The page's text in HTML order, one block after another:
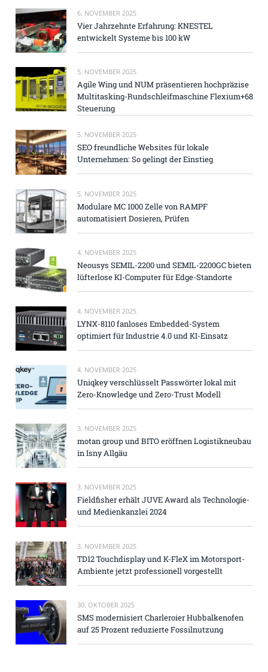
6. NOVEMBER 2025
Vier Jahrzehnte Erfahrung: KNESTEL
entwickelt Systeme bis 100 kW
5. NOVEMBER 2025
Agile Wing und NUM präsentieren hochpräzise
Multitasking-Rundschleifmaschine Flexium+68
Steuerung
5. NOVEMBER 2025
SEO freundliche Websites für lokale
Unternehmen: So gelingt der Einstieg
5. NOVEMBER 2025
Modulare MC 1000 Zelle von RAMPF
automatisiert Dosieren, Prüfen
4. NOVEMBER 2025
Neousys SEMIL-2200 und SEMIL-2200GC bieten
lüfterlose KI-Computer für Edge-Standorte
4. NOVEMBER 2025
LYNX-8110 fanloses Embedded-System
optimiert für Industrie 4.0 und KI-Einsatz
4. NOVEMBER 2025
Uniqkey verschlüsselt Passwörter lokal mit
Zero-Knowledge und Zero-Trust Modell
3. NOVEMBER 2025
motan group und BITO eröffnen Logistikneubau
in Isny Allgäu
3. NOVEMBER 2025
Fieldfisher erhält JUVE Award als Technologie-
und Medienkanzlei 2024
3. NOVEMBER 2025
TD12 Touchdisplay und K-FleX im Motorsport-
Ambiente jetzt professionell vorgestellt
30. OKTOBER 2025
SMS modernisiert Charleroier Hubbalkenofen
auf 25 Prozent reduzierte Fossilnutzung